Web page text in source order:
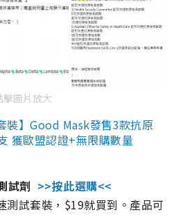
擊圖片放大
裝】Good Mask發售3款抗原
獲歐盟認證+無限購數量
試劑 >>按此選購<<
測試套裝，$19就買到。產品可